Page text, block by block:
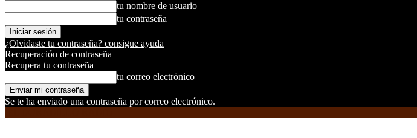
tu nombre de usuario
tu contraseña
¿Olvidaste tu contraseña? consigue ayuda
Recuperación de contraseña
Recupera tu contraseña
tu correo electrónico
Se te ha enviado una contraseña por correo electrónico.